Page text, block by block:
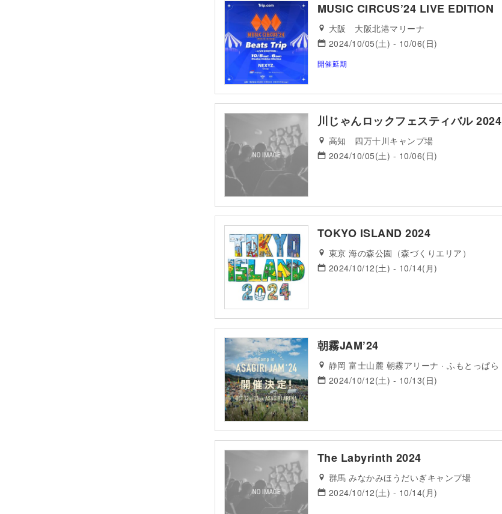
MUSIC CIRCUS’24 LIVE EDITION
大阪 大阪北港マリーナ
2024/10/05(土) - 10/06(日)
開催延期
川じゃんロックフェスティバル 2024
高知 四万十川キャンプ場
2024/10/05(土) - 10/06(日)
TOKYO ISLAND 2024
東京 海の森公園（森づくりエリア）
2024/10/12(土) - 10/14(月)
朝霧JAM’24
静岡 富士山麓 朝霧アリーナ · ふもとっぱら
2024/10/12(土) - 10/13(日)
The Labyrinth 2024
群馬 みなかみほうだいぎキャンプ場
2024/10/12(土) - 10/14(月)